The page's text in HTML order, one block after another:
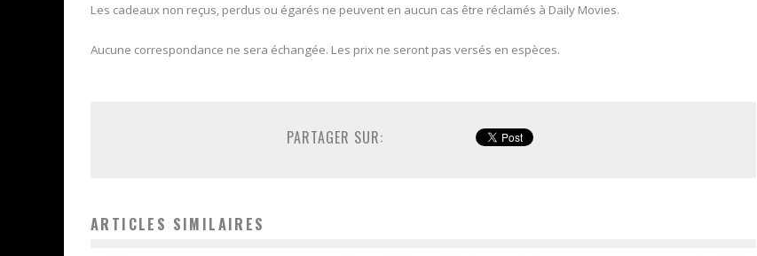
Les cadeaux non reçus, perdus ou égarés ne peuvent en aucun cas être réclamés à Daily Movies.
Aucune correspondance ne sera échangée. Les prix ne seront pas versés en espèces.
PARTAGER SUR:
ARTICLES SIMILAIRES